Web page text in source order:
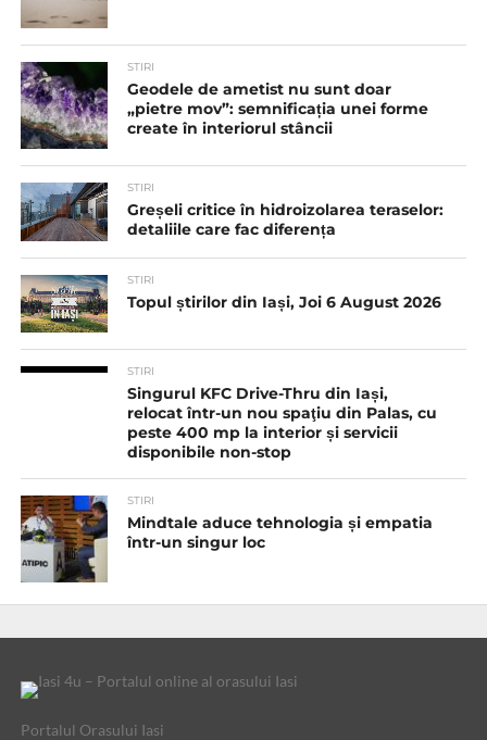
STIRI
Geodele de ametist nu sunt doar
„pietre mov”: semnificația unei forme
create în interiorul stâncii
STIRI
Greșeli critice în hidroizolarea teraselor:
detaliile care fac diferența
STIRI
Topul știrilor din Iași, Joi 6 August 2026
STIRI
Singurul KFC Drive-Thru din Iași,
relocat într-un nou spaţiu din Palas, cu
peste 400 mp la interior și servicii
disponibile non-stop
STIRI
Mindtale aduce tehnologia și empatia
într-un singur loc
Portalul Orasului Iasi